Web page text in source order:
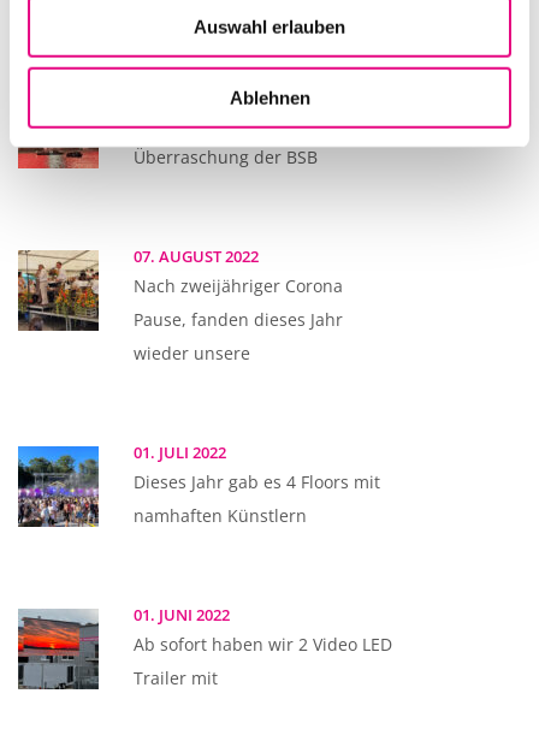
Auswahl erlauben
Ablehnen
13. AUGUST 2022
Dieses Jahr hat der SWR als
Überraschung der BSB
07. AUGUST 2022
Nach zweijähriger Corona
Pause, fanden dieses Jahr
wieder unsere
01. JULI 2022
Dieses Jahr gab es 4 Floors mit
namhaften Künstlern
01. JUNI 2022
Ab sofort haben wir 2 Video LED
Trailer mit